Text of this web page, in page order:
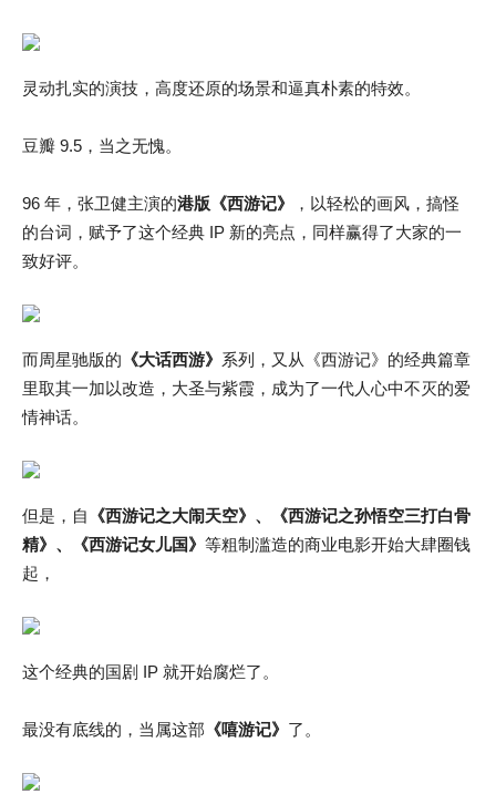
灵动扎实的演技，高度还原的场景和逼真朴素的特效。
豆瓣 9.5，当之无愧。
96 年，张卫健主演的港版《西游记》
，以轻松的画风，搞怪
的台词，赋予了这个经典 IP 新的亮点，同样赢得了大家的一
致好评。
而周星驰版的 《大话西游》 系列，又从《西游记》的经典篇章
里取其一加以改造，大圣与紫霞，成为了一代人心中不灭的爱
情神话。
但是，自 《西游记之大闹天空》、《西游记之孙悟空三打白骨
精》、《西游记女儿国》 等粗制滥造的商业电影开始大肆圈钱
起，
这个经典的国剧 IP 就开始腐烂了。
最没有底线的，当属这部 《嘻游记》 了。